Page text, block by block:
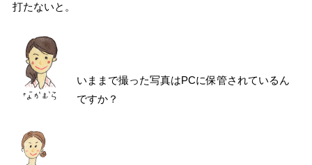
打たないと。
いままで撮った写真はPCに保管されているん
ですか？